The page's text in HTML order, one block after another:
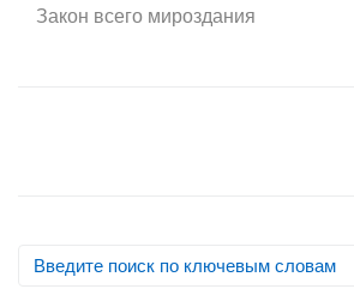
Закон всего мироздания